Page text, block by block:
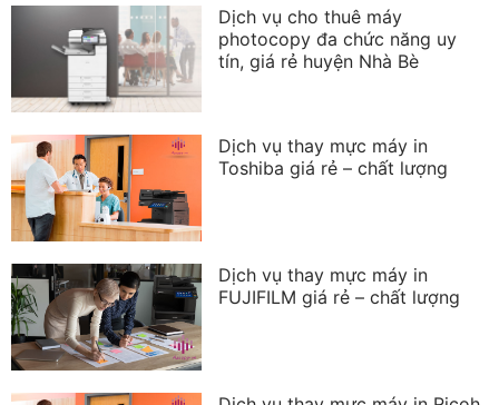
Dịch vụ cho thuê máy
photocopy đa chức năng uy
tín, giá rẻ huyện Nhà Bè
Dịch vụ thay mực máy in
Toshiba giá rẻ – chất lượng
Dịch vụ thay mực máy in
FUJIFILM giá rẻ – chất lượng